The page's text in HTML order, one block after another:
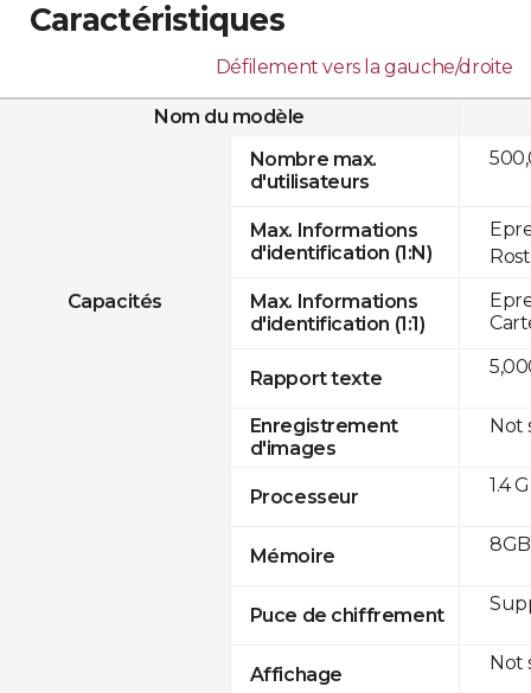
Caractéristiques
Défilement vers la gauche/droite
Nom du modèle
Capacités
Nombre max.
d'utilisateurs
Max. Informations
d'identification (1:N)
Max. Informations
d'identification (1:1)
Rapport texte
Enregistrement
d'images
Processeur
Mémoire
Puce de chiffrement
Affichage
Not
1.4
Not